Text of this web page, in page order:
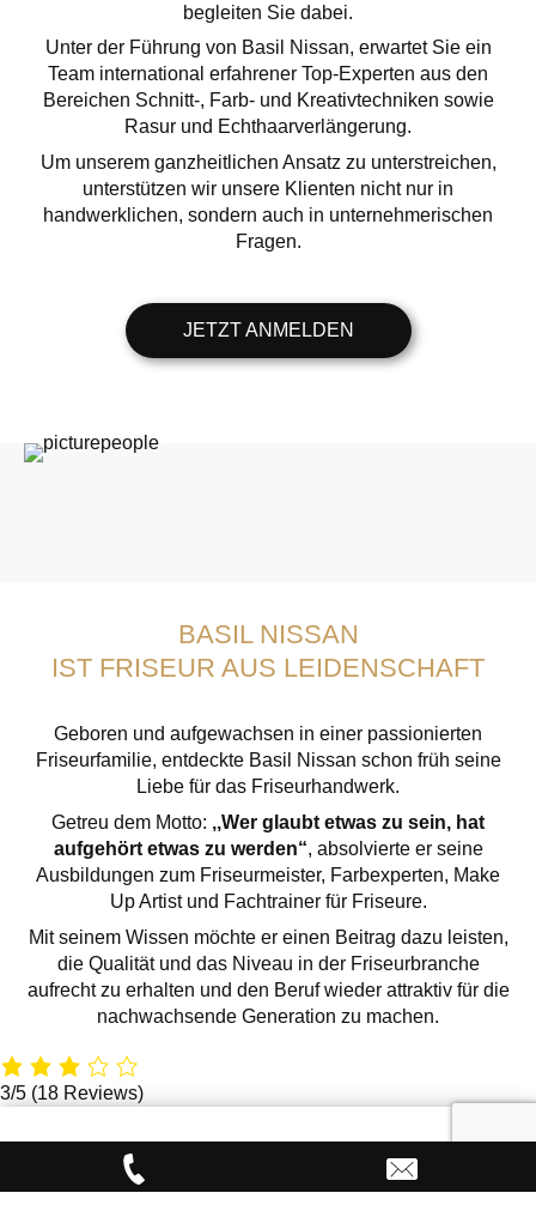
begleiten Sie dabei.
Unter der Führung von Basil Nissan, erwartet Sie ein
Team international erfahrener Top-Experten aus den
Bereichen Schnitt-, Farb- und Kreativtechniken sowie
Rasur und Echthaarverlängerung.
Um unserem ganzheitlichen Ansatz zu unterstreichen,
unterstützen wir unsere Klienten nicht nur in
handwerklichen, sondern auch in unternehmerischen
Fragen.
JETZT ANMELDEN
BASIL NISSAN
IST FRISEUR AUS LEIDENSCHAFT
Geboren und aufgewachsen in einer passionierten
Friseurfamilie, entdeckte Basil Nissan schon früh seine
Liebe für das Friseurhandwerk.
Getreu dem Motto: ,,Wer glaubt etwas zu sein, hat
aufgehört etwas zu werden“, absolvierte er seine
Ausbildungen zum Friseurmeister, Farbexperten, Make
Up Artist und Fachtrainer für Friseure.
Mit seinem Wissen möchte er einen Beitrag dazu leisten,
die Qualität und das Niveau in der Friseurbranche
aufrecht zu erhalten und den Beruf wieder attraktiv für die
nachwachsende Generation zu machen.
3/5 (18 Reviews)
Immer auf dem neuesten Stand mit unserem Newsletter